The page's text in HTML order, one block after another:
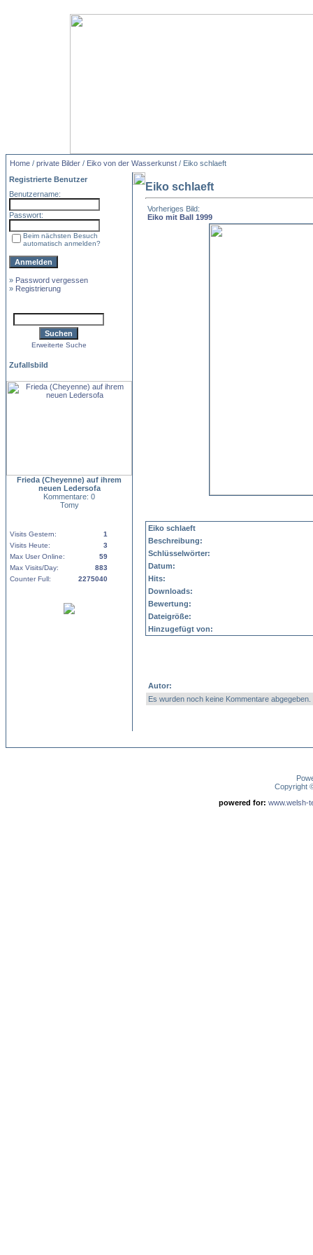
Home / private Bilder / Eiko von der Wasserkunst / Eiko schlaeft
Registrierte Benutzer
Benutzername:
Passwort:
Beim nächsten Besuch
automatisch anmelden?
» Password vergessen
» Registrierung
Erweiterte Suche
Zufallsbild
Frieda (Cheyenne) auf ihrem
neuen Ledersofa
Kommentare: 0
Tomy
Visits Gestern:
1
Visits Heute:
3
Max User Online:
59
Max Visits/Day:
883
Counter Full:
2275040
Eiko schlaeft
Vorheriges Bild:
Eiko mit Ball 1999
Eiko schlaeft
Beschreibung:
Schlüsselwörter:
Datum:
Hits:
Downloads:
Bewertung:
Dateigröße:
Hinzugefügt von:
Autor:
Es wurden noch keine Kommentare abgegeben.
Copyright
powered for: www.welsh-